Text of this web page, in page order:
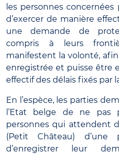
les personnes
d’exercer de manière
une demande de
compris à leurs
manifestent la volonté,
enregistrée et puisse être
effectif des délais fixés par
En l’espèce, les parties
l’Etat belge de ne pas
personnes qui attendent
(Petit Château)
d’enregistrer leur